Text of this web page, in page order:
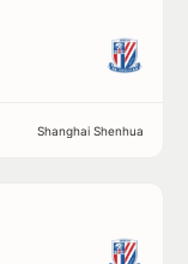
Shanghai Shenhua